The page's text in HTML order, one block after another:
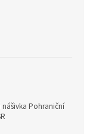
nášivka Pohraniční